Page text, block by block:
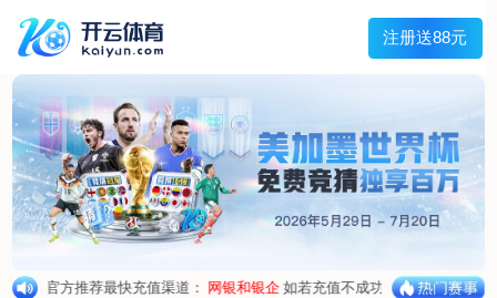
Menu
网站首页
关于我们
产品中心
荣誉资质
厂区设备
人才招聘
新闻中心
销售网点